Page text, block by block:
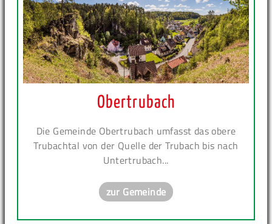
Obertrubach
Die Gemeinde Obertrubach umfasst das obere
Trubachtal von der Quelle der Trubach bis nach
Untertrubach...
zur Gemeinde